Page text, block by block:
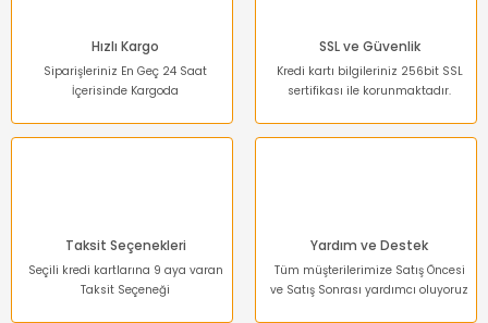
Hızlı Kargo
Siparişleriniz En Geç 24 Saat
İçerisinde Kargoda
SSL ve Güvenlik
Kredi kartı bilgileriniz 256bit SSL
sertifikası ile korunmaktadır.
Taksit Seçenekleri
Seçili kredi kartlarına 9 aya varan
Taksit Seçeneği
Yardım ve Destek
Tüm müşterilerimize Satış Öncesi
ve Satış Sonrası yardımcı oluyoruz